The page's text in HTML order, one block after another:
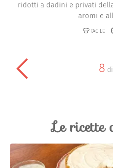
ridotti a dadini e privati
aromi e
FACILE
8 di
Le ricette